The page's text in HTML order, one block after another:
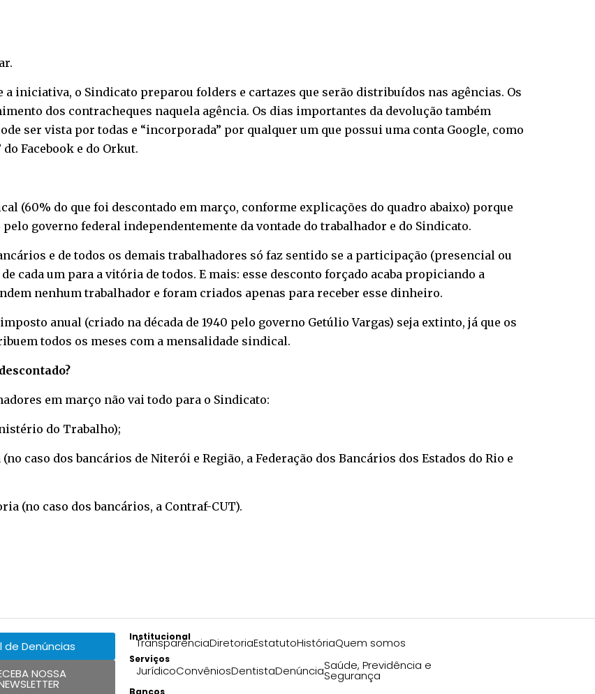
.
a iniciativa, o Sindicato preparou folders e cartazes que serão distribuídos nas agências. Os
dos contracheques naquela agência. Os dias importantes da devolução também
ser vista por todas e “incorporada” por qualquer um que possui uma conta Google, como
do Facebook e do Orkut.
(60% do que foi descontado em março, conforme explicações do quadro abaixo) porque
governo federal independentemente da vontade do trabalhador e do Sindicato.
e de todos os demais trabalhadores só faz sentido se a participação (presencial ou
cada um para a vitória de todos. E mais: esse desconto forçado acaba propiciando a
nenhum trabalhador e foram criados apenas para receber esse dinheiro.
anual (criado na década de 1940 pelo governo Getúlio Vargas) seja extinto, já que os
todos os meses com a mensalidade sindical.
em março não vai todo para o Sindicato:
do Trabalho);
caso dos bancários de Niterói e Região, a Federação dos Bancários dos Estados do Rio e
(no caso dos bancários, a Contraf-CUT).
de Denúncias
NOSSA
Institucional
TransparênciaDiretoriaEstatutoHistóriaQuem somos
Serviços
JurídicoConvêniosDentistaDenúnciaSaúde, Previdência e
Segurança